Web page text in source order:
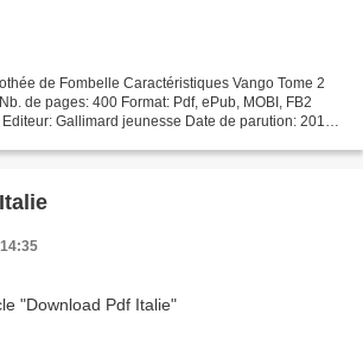
de Fombelle Caractéristiques Vango Tome 2
de pages: 400 Format: Pdf, ePub, MOBI, FB2
Gallimard jeunesse Date de parution: 2011